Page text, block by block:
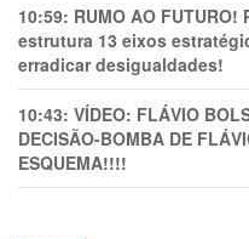
10:59: RUMO AO
estrutura 13 eixos
erradicar desigualdades!
10:43: VÍDEO: FLÁVIO
DECISÃO-BOMBA DE
ESQUEMA!!!!